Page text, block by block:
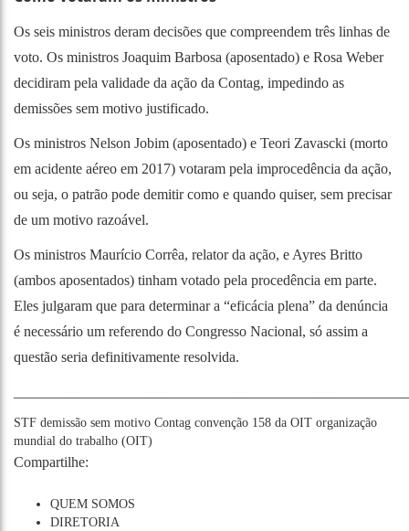
Os seis ministros deram decisões que compreendem três linhas de
voto. Os ministros Joaquim Barbosa (aposentado) e Rosa Weber
decidiram pela validade da ação da Contag, impedindo as
demissões sem motivo justificado.
Os ministros Nelson Jobim (aposentado) e Teori Zavascki (morto
em acidente aéreo em 2017) votaram pela improcedência da ação,
ou seja, o patrão pode demitir como e quando quiser, sem precisar
de um motivo razoável.
Os ministros Maurício Corrêa, relator da ação, e Ayres Britto
(ambos aposentados) tinham votado pela procedência em parte.
Eles julgaram que para determinar a “eficácia plena” da denúncia
é necessário um referendo do Congresso Nacional, só assim a
questão seria definitivamente resolvida.
STF demissão sem motivo Contag convenção 158 da OIT organização
mundial do trabalho (OIT)
Compartilhe:
QUEM SOMOS
DIRETORIA